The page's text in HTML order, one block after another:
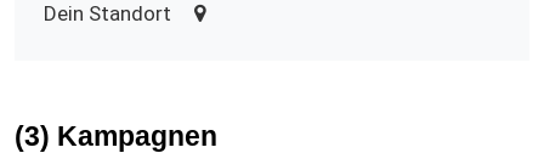
Dein Standort
(3) Kampagnen